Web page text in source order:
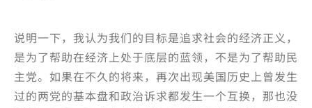
说明一下，我认为我们的目标是追求社会的经济正义，
是为了帮助在经济上处于底层的蓝领，不是为了帮助民
主党。如果在不久的将来，再次出现美国历史上曾发生
过的两党的基本盘和政治诉求都发生一个互换，那也没